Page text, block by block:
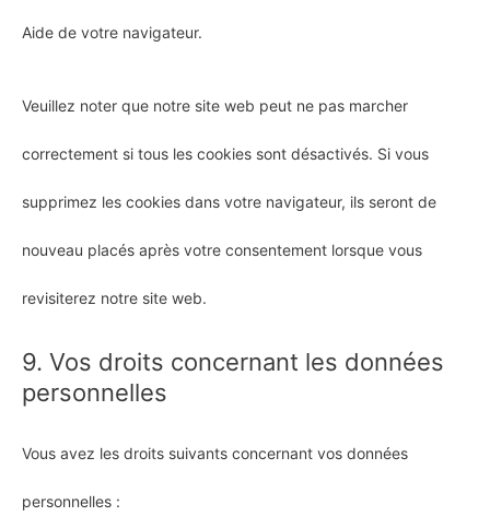
Aide de votre navigateur.
Veuillez noter que notre site web peut ne pas marcher
correctement si tous les cookies sont désactivés. Si vous
supprimez les cookies dans votre navigateur, ils seront de
nouveau placés après votre consentement lorsque vous
revisiterez notre site web.
9. Vos droits concernant les données
personnelles
Vous avez les droits suivants concernant vos données
personnelles :